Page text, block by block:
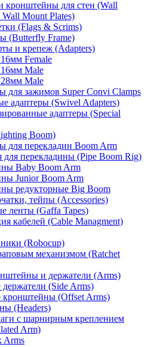
кронштейны для стен (Wall
Wall Mount Plates)
(Flags & Scrims)
(Butterfly Frame)
и крепеж (Adapters)
Female
Male
Male
для зажимов Super Convi Clamps
адаптеры (Swivel Adapters)
адаптеры (Special
Boom)
для перекладин Boom Arm
для перекладины (Pipe Boom Rig)
Baby Boom Arm
Junior Boom Arm
редукторные Big Boom
тейпы (Accessories)
ленты (Gaffa Tapes)
кабелей (Cable Managment)
(Robocup)
механизмом (Ratchet
и держатели (Arms)
(Side Arms)
(Offset Arms)
(Headers)
с шарнирным креплением
Arm)
Arms